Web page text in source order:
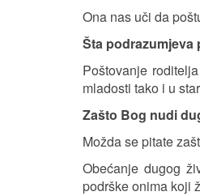
Ona nas uči da
Šta
Poštovanje
mladosti tako i u
Zašto Bog nudi
Možda se pitate
Obećanje dugog
podrške onima koji